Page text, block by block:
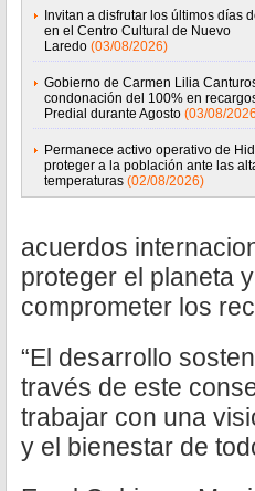
Invitan a disfrutar los últimos días
en el Centro Cultural de Nuevo
Laredo (03/08/2026)
Gobierno de Carmen Lilia
condonación del 100% en
Predial durante Agosto (03/08/
Permanece activo operativo de
proteger a la población ante las
temperaturas (02/08/2026)
acuerdos
proteger el planeta
comprometer los
“El desarrollo
través de este
trabajar con una
y el bienestar de